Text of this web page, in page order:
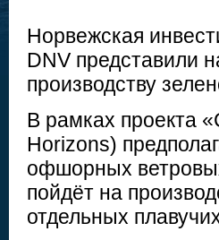
Норвежская
DNV представили
производству
В рамках проекта
Horizons)
офшорных
пойдёт на
отдельных